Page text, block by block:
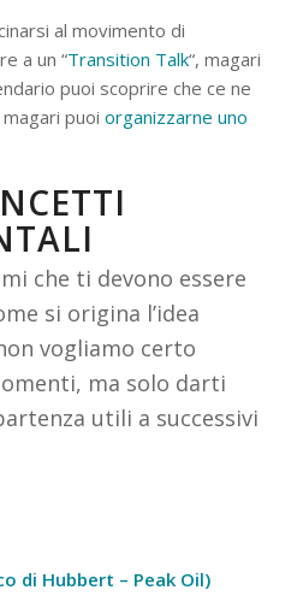
al movimento di
a un “Transition Talk“, magari
puoi scoprire che ce ne
puoi organizzarne uno
che ti devono essere
si origina l’idea
vogliamo certo
ma solo darti
utili a successivi
di Hubbert – Peak Oil)